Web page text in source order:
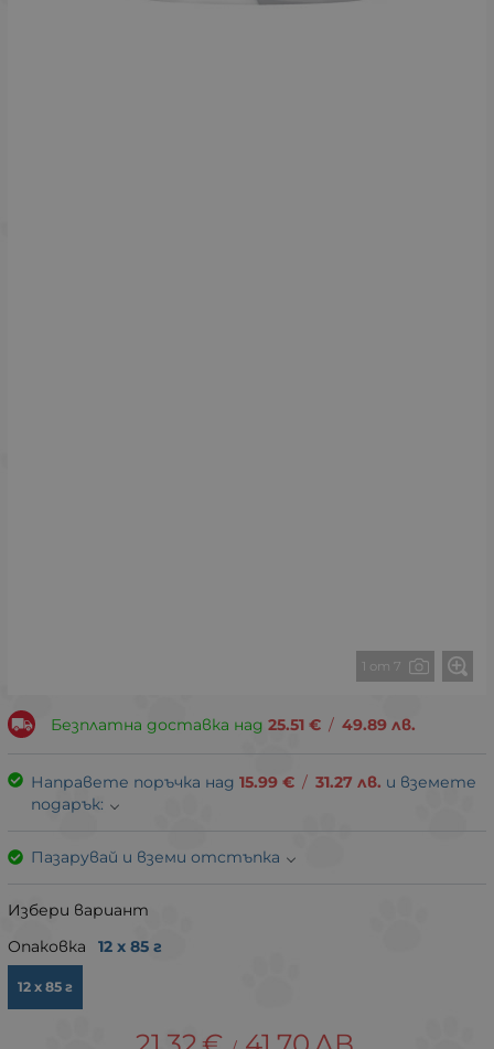
1 от 7
Безплатна доставка над 25.51 € / 49.89 лв.
Направете поръчка над 15.99 € / 31.27 лв. и вземете
подарък:
Пазарувай и вземи отстъпка
Избери вариант
Опаковка
12 x 85 г
12 x 85 г